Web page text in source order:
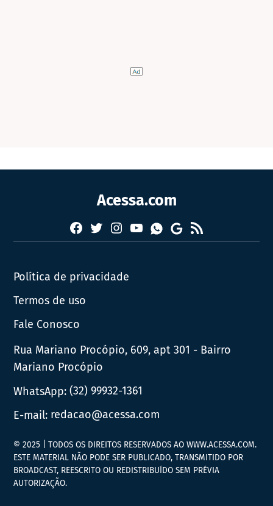
Acessa.com
Facebook
TwitterInstagram
YouTubeWhatsapp
Google
News
RSS
Política de privacidade
Termos de uso
Fale Conosco
Rua Mariano Procópio, 609, apt 301 - Bairro
Mariano Procópio
WhatsApp:(32) 99932-1361
E-mail: redacao@acessa.com
© 2025 | TODOS OS DIREITOS RESERVADOS AO WWW.ACESSA.COM.
ESTE MATERIAL NÃO PODE SER PUBLICADO, TRANSMITIDO POR
BROADCAST, REESCRITO OU REDISTRIBUÍDO SEM PRÉVIA
AUTORIZAÇÃO.